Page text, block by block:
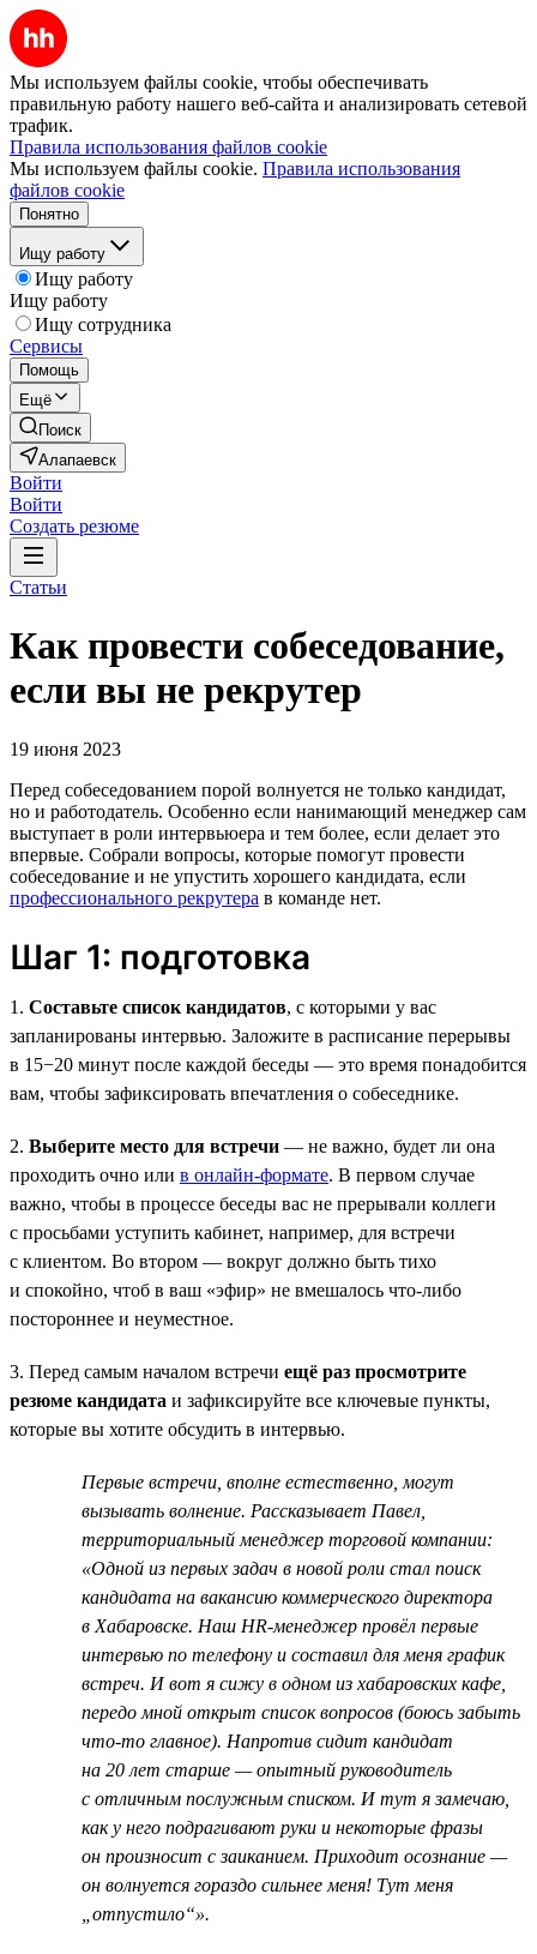
Мы используем файлы cookie, чтобы обеспечивать
правильную работу нашего веб-сайта и анализировать сетевой
трафик.
Правила использования файлов cookie
Мы используем файлы cookie. Правила использования
файлов cookie
Понятно
Ищу работу
Ищу работу
Ищу работу
Ищу сотрудника
Сервисы
Помощь
Ещё
Поиск
Алапаевск
Войти
Войти
Создать резюме
Статьи
Как провести собеседование,
если вы не рекрутер
19 июня 2023
Перед собеседованием порой волнуется не только кандидат,
но и работодатель. Особенно если нанимающий менеджер сам
выступает в роли интервьюера и тем более, если делает это
впервые. Собрали вопросы, которые помогут провести
собеседование и не упустить хорошего кандидата, если
профессионального рекрутера в команде нет.
Шаг 1: подготовка
1. Составьте список кандидатов, с которыми у вас
запланированы интервью. Заложите в расписание перерывы
в 15−20 минут после каждой беседы — это время понадобится
вам, чтобы зафиксировать впечатления о собеседнике.
2. Выберите место для встречи — не важно, будет ли она
проходить очно или в онлайн-формате. В первом случае
важно, чтобы в процессе беседы вас не прерывали коллеги
с просьбами уступить кабинет, например, для встречи
с клиентом. Во втором — вокруг должно быть тихо
и спокойно, чтоб в ваш «эфир» не вмешалось что-либо
постороннее и неуместное.
3. Перед самым началом встречи ещё раз просмотрите
резюме кандидата и зафиксируйте все ключевые пункты,
которые вы хотите обсудить в интервью.
Первые встречи, вполне естественно, могут
вызывать волнение. Рассказывает Павел,
территориальный менеджер торговой компании:
«Одной из первых задач в новой роли стал поиск
кандидата на вакансию коммерческого директора
в Хабаровске. Наш HR-менеджер провёл первые
интервью по телефону и составил для меня график
встреч. И вот я сижу в одном из хабаровских кафе,
передо мной открыт список вопросов (боюсь забыть
что-то главное). Напротив сидит кандидат
на 20 лет старше — опытный руководитель
с отличным послужным списком. И тут я замечаю,
как у него подрагивают руки и некоторые фразы
он произносит с заиканием. Приходит осознание —
он волнуется гораздо сильнее меня! Тут меня
„отпустило“».